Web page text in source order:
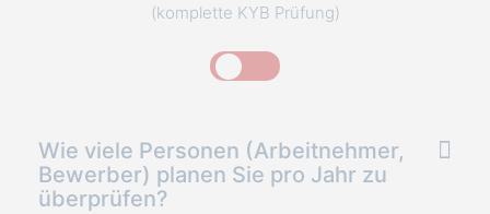
(komplette KYB Prüfung)
Wie viele Personen (Arbeitnehmer,
Bewerber) planen Sie pro Jahr zu
überprüfen?